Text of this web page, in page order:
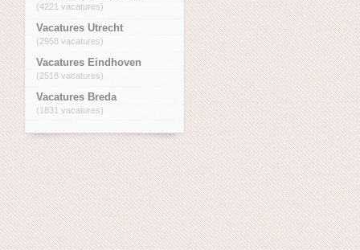
(4221 vacatures)
Vacatures Utrecht
(2958 vacatures)
Vacatures Eindhoven
(2518 vacatures)
Vacatures Breda
(1831 vacatures)